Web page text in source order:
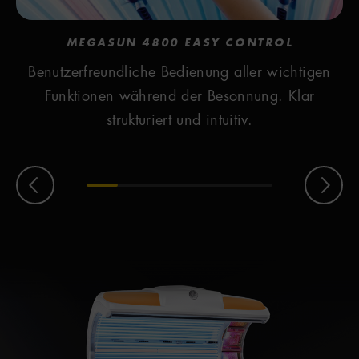
MEGASUN 4800 EASY CONTROL
Benutzerfreundliche Bedienung aller wichtigen
Funktionen während der Besonnung. Klar
strukturiert und intuitiv.